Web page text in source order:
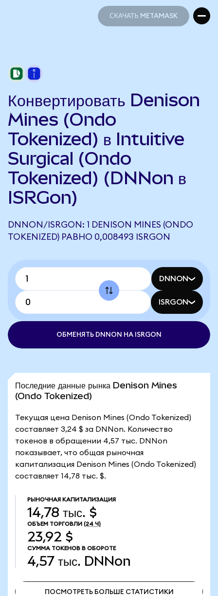
СКАЧАТЬ METAMASK
Конвертировать Denison
Mines (Ondo
Tokenized) в Intuitive
Surgical (Ondo
Tokenized) (DNNon в
ISRGon)
DNNON/ISRGON: 1 DENISON MINES (ONDO
TOKENIZED) РАВНО 0,008493 ISRGON
DNNON
ISRGON
ОБМЕНЯТЬ DNNON НА ISRGON
Последние данные рынка Denison Mines
(Ondo Tokenized)
Текущая цена Denison Mines (Ondo Tokenized)
составляет 3,24 $ за DNNon. Количество
токенов в обращении 4,57 тыс. DNNon
показывает, что общая рыночная
капитализация Denison Mines (Ondo Tokenized)
составляет 14,78 тыс. $.
РЫНОЧНАЯ КАПИТАЛИЗАЦИЯ
14,78 тыс. $
ОБЪЕМ ТОРГОВЛИ (24 Ч)
23,92 $
СУММА ТОКЕНОВ В ОБОРОТЕ
4,57 тыс. DNNon
ПОСМОТРЕТЬ БОЛЬШЕ СТАТИСТИКИ